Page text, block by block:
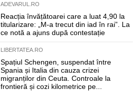
ADEVARUL.RO
Reacția învățătoarei care a luat 4,90 la
titularizare: „M-a trecut din iad în rai”. La
ce notă a ajuns după contestație
LIBERTATEA.RO
Spațiul Schengen, suspendat între
Spania și Italia din cauza crizei
migranților din Ceuta. Controale la
frontieră și cozi kilometrice pe...